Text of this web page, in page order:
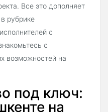
Все это дополняет
рубрике
с
с
возможностей на
под ключ:
на